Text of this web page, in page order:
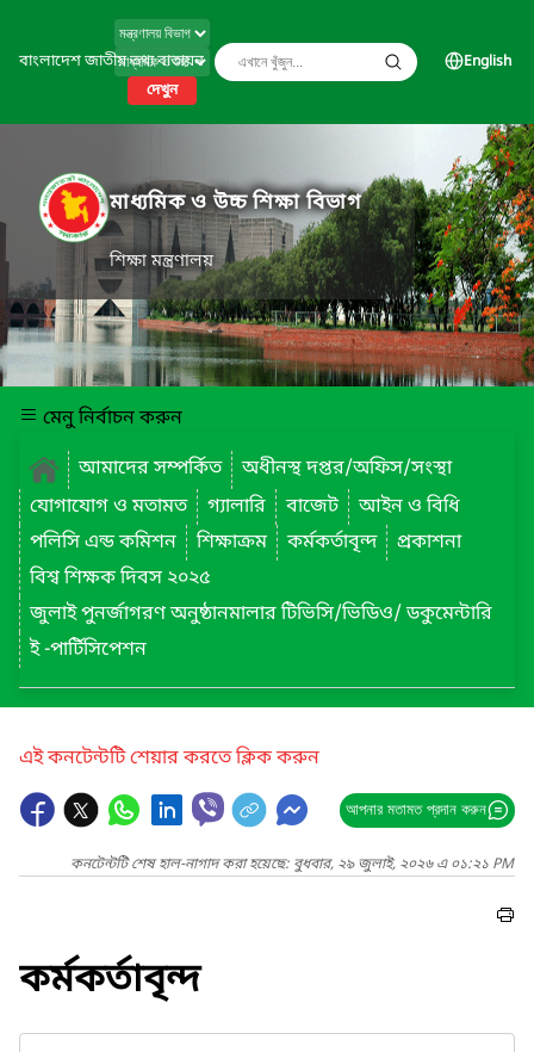
বাংলাদেশ জাতীয় তথ্য বাতায়ন
দেখুন
English
মাধ্যমিক ও উচ্চ শিক্ষা বিভাগ
শিক্ষা মন্ত্রণালয়
মেনু নির্বাচন করুন
আমাদের সম্পর্কিত
অধীনস্থ দপ্তর/অফিস/সংস্থা
যোগাযোগ ও মতামত
গ্যালারি বাজেট
আইন ও বিধি
পলিসি এন্ড কমিশন
শিক্ষাক্রম কর্মকর্তাবৃন্দ
প্রকাশনা
বিশ্ব শিক্ষক দিবস ২০২৫
জুলাই পুনর্জাগরণ অনুষ্ঠানমালার টিভিসি/ভিডিও/ ডকুমেন্টারি
ই -পার্টিসিপেশন
এই কনটেন্টটি শেয়ার করতে ক্লিক করুন
আপনার মতামত প্রদান করুন
কনটেন্টটি শেষ হাল-নাগাদ করা হয়েছে: বুধবার, ২৯ জুলাই, ২০২৬ এ ০১:২১ PM
কর্মকর্তাবৃন্দ